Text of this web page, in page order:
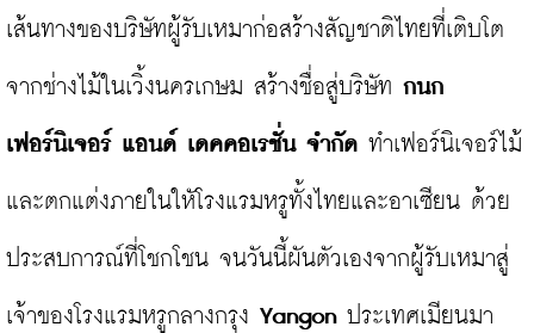
เส้นทางของบริษัทผู้รับเหมาก่อสร้างสัญชาติไทยที่เติบโต
จากช่างไม้ในเวิ้งนครเกษม สร้างชื่อสู่บริษัท กนก
เฟอร์นิเจอร์ แอนด์ เดคคอเรชั่น จำกัด ทำเฟอร์นิเจอร์ไม้
และตกแต่งภายในใหัโรงแรมหรูทั้งไทยและอาเซียน ด้วย
ประสบการณ์ที่โชกโชน จนวันนี้ผันตัวเองจากผู้รับเหมาสู่
เจ้าของโรงแรมหรูกลางกรุง Yangon ประเทศเมียนมา